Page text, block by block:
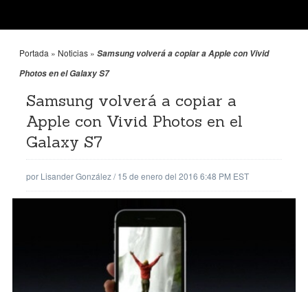
Portada » Noticias » Samsung volverá a copiar a Apple con Vivid
Photos en el Galaxy S7
Samsung volverá a copiar a
Apple con Vivid Photos en el
Galaxy S7
por Lisander González/15 de enero del 2016 6:48 PM EST